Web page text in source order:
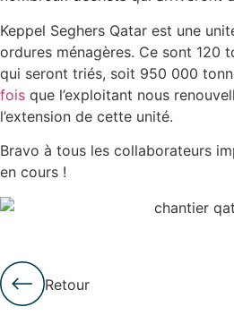
Keppel Seghers Qatar est une
ordures ménagères. Ce sont 120
qui seront triés, soit 950 000
fois que l’exploitant nous
l’extension de cette unité.
Bravo à tous les collaborateurs
en cours !
Retour